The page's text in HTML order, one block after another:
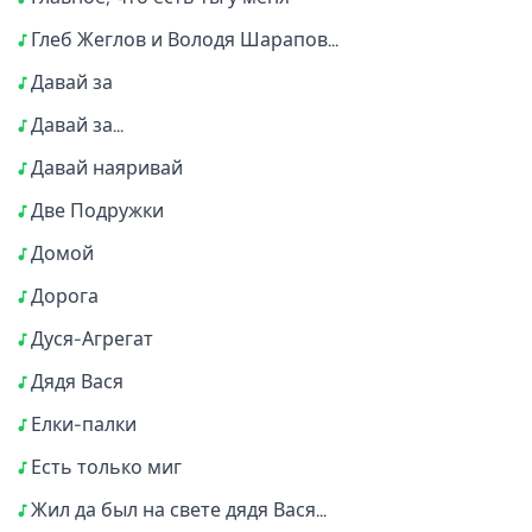
Глеб Жеглов и Володя Шарапов...
Давай за
Давай за...
Давай наяривай
Две Подружки
Домой
Дорога
Дуся-Агрегат
Дядя Вася
Елки-палки
Есть только миг
Жил да был на свете дядя Вася...